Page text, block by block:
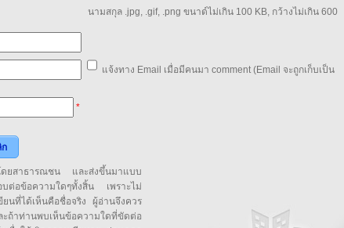
นามสกุล .jpg, .gif, .png ขนาด์ไม่เกิน 100 KB, กว้างไม่เกิน 600
แจ้งทาง Email เมื่อมีคนมา comment (Email จะถูกเก็บเป็น
*
ก
ดยสาธารณชน และส่งขึ้นมาแบบ
อข้อความใดๆทั้งสิ้น เพราะไม่
ยนที่ได้เห็นคือชื่อจริง ผู้อ่านจึงควร
ท่านพบเห็นข้อความใดที่ขัดต่อ